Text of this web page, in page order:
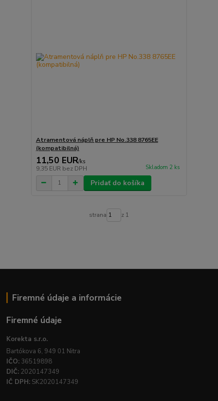
Atramentová náplň pre HP No.338 8765EE
(kompatibilná)
11,50 EUR/ks
9,35 EUR bez DPH Skladom 2 ks
Pridať do košíka
strana z 1
Firemné údaje a informácie
Firemné údaje
Korekta s.r.o.
Bartókova 6, 949 01 Nitra
IČO: 36519898
DIČ: 2020147349
IČ DPH: SK2020147349